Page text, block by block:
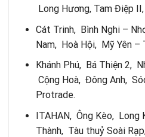
Long Hương, Tam Điệp
Cát Trinh, Bình Nghi –
Nam, Hoà Hội, Mỹ Yên –
Khánh Phú, Bá Thiện 2,
Cộng Hoà, Đông Anh,
Protrade.
ITAHAN, Ông Kèo, Long
Thành, Tàu thuỷ Soài